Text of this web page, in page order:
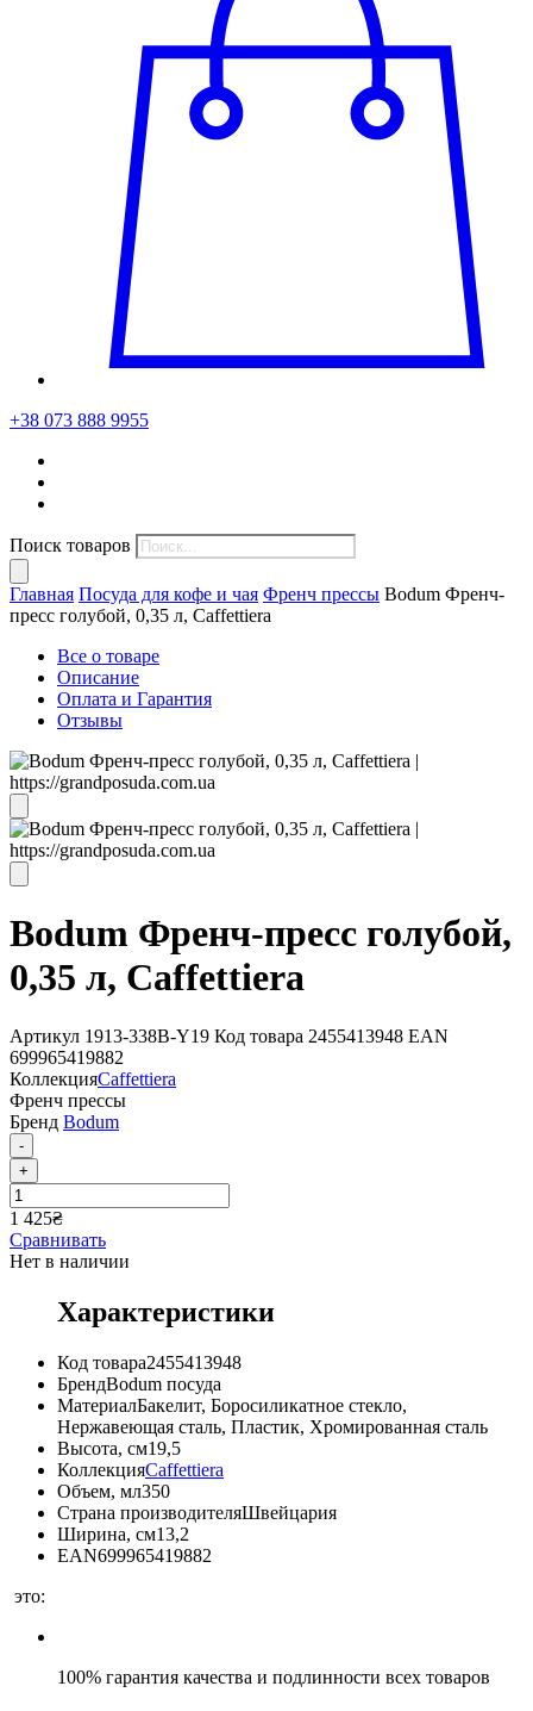
+38 073 888 9955
Поиск товаров
Главная Посуда для кофе и чая Френч прессы Bodum Френч-
пресс голубой, 0,35 л, Caffettiera
Все о товаре
Описание
Оплата и Гарантия
Отзывы
Bodum Френч-пресс голубой,
0,35 л, Caffettiera
Артикул 1913-338B-Y19 Код товара 2455413948 EAN
699965419882
КоллекцияCaffettiera
Френч прессы
Бренд Bodum
-
+
1 425₴
Сравнивать
Нет в наличии
Характеристики
Код товара2455413948
БрендBodum посуда
МатериалБакелит, Боросиликатное стекло,
Нержавеющая сталь, Пластик, Хромированная сталь
Высота, см19,5
КоллекцияCaffettiera
Объем, мл350
Страна производителяШвейцария
Ширина, см13,2
EAN699965419882
это:
100% гарантия качества и подлинности всех товаров